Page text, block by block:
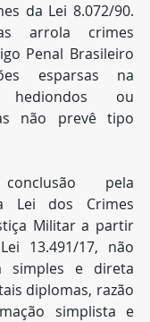
da Lei 8.072/90.
arrola crimes
Penal Brasileiro
esparsas na
ou
não prevê tipo
pela
Lei dos Crimes
Militar a partir
13.491/17, não
simples e direta
diplomas, razão
simplista e